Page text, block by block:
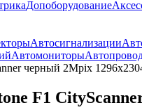
Допоборудование
Автосигнализации
Автомониторы
черный 2Mpix
F1